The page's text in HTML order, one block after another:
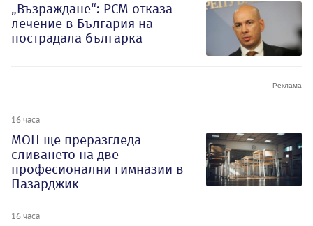
„Възраждане“: РСМ отказа
лечение в България на
пострадала българка
16 часа
МОН ще преразгледа
сливането на две
професионални гимназии в
Пазарджик
16 часа